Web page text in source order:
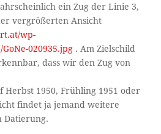
ein Zug der Linie 3,
vergrößerten Ansicht
wp-
020935.jpg . Am Zielschild
dass wir den Zug von
Herbst 1950, Frühling 1951 oder
findet ja jemand weitere
Datierung.